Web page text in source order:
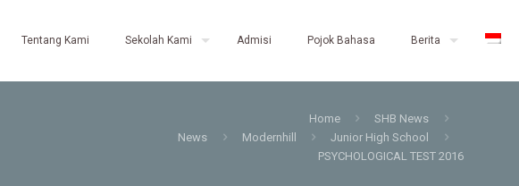
Tentang Kami Sekolah Kami Admisi Pojok Bahasa Berita
Home
SHB News
News
Modernhill
Junior High School
PSYCHOLOGICAL TEST 2016